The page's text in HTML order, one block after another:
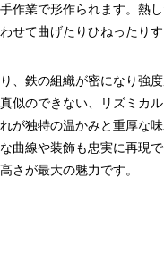
作業で形作られます。熱
せて曲げたりひねったり
、鉄の組織が密になり強
似のできない、リズミカ
が独特の温かみと重厚な
曲線や装飾も忠実に再現
さが最大の魅力です。